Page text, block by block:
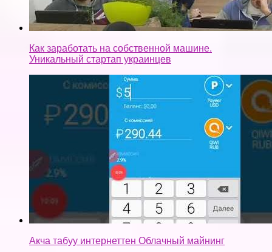
Как заработать на собственной машине.
Уникальный стартап украинцев
Акча табуу интернеттен Облачный майнинг